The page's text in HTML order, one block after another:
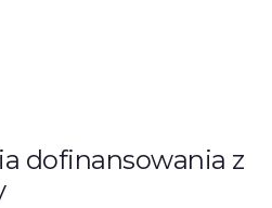
dofinansowania z